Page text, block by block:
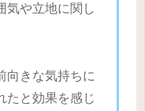
気や立地に関し
向きな気持ちに
たと効果を感じ